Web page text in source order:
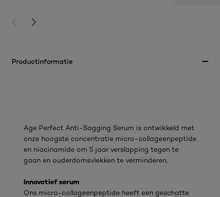
PREVIOUS CARD
NEXT CARD
Productinformatie
Age Perfect Anti-Sagging Serum is ontwikkeld met
onze hoogste concentratie micro-collageenpeptide
en niacinamide om 5 jaar verslapping tegen te
gaan en ouderdomsvlekken te verminderen.
Innovatief serum
Ons micro-collageenpeptide heeft een geschatte